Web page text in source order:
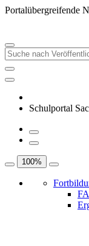
Portalübergreifende
Schulportal
100%